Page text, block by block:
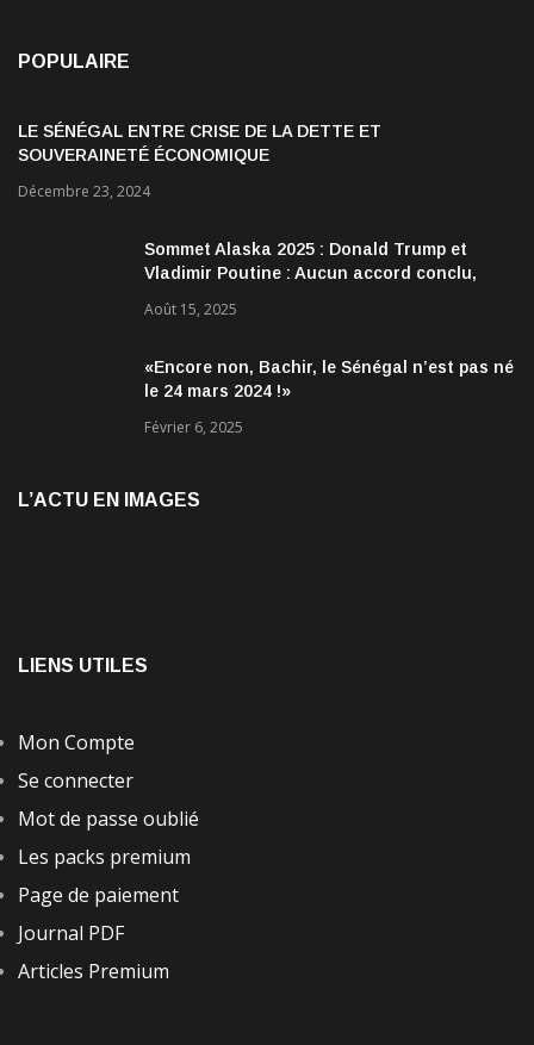
POPULAIRE
LE SÉNÉGAL ENTRE CRISE DE LA DETTE ET
SOUVERAINETÉ ÉCONOMIQUE
Décembre 23, 2024
Sommet Alaska 2025 : Donald Trump et
Vladimir Poutine : Aucun accord conclu,
encourageantes
Août 15, 2025
«Encore non, Bachir, le Sénégal n’est pas né
le 24 mars 2024 !»
Février 6, 2025
L’ACTU EN IMAGES
LIENS UTILES
Mon Compte
Se connecter
Mot de passe oublié
Les packs premium
Page de paiement
Journal PDF
Articles Premium